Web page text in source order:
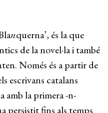
nquerna’, és la que
de la novel·la i també
Només és a partir de
escrivans catalans
amb la primera -n-
persistit fins als temps